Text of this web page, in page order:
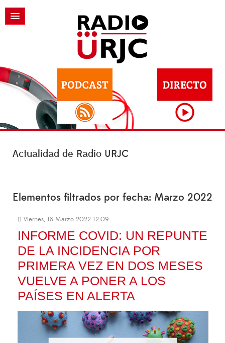
Actualidad de Radio URJC
Elementos filtrados por fecha: Marzo 2022
Viernes, 18 Marzo 2022 12:09
INFORME COVID: UN REPUNTE
DE LA INCIDENCIA POR
PRIMERA VEZ EN DOS MESES
VUELVE A PONER A LOS
PAÍSES EN ALERTA